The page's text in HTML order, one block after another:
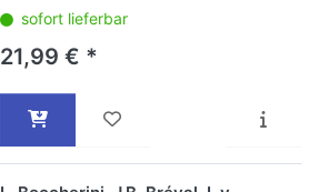
sofort lieferbar
21,99 € *